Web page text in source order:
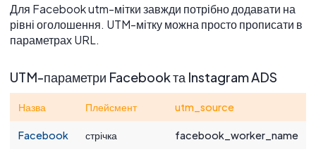
Для Facebook utm-мітки завжди потрібно додавати на
рівні оголошення. UTM-мітку можна просто прописати в
параметрах URL.
UTM-параметри Facebook та Instagram ADS
Назва Плейсмент utm_source
Facebook стрічка facebook_worker_name